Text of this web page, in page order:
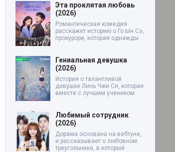
Эта проклятая любовь
(2026)
Романтическая комедия
расскажет историю о Го Ын Сэ,
прокуроре, которая однажды
Гениальная девушка
(2026)
История о талантливой
девушке Линь Чжи Ся, которая
вместе с лучшим учеником
Любимый сотрудник
(2026)
Дорама основана на вебтуне,
и рассказывает о любовном
треугольнике, в который